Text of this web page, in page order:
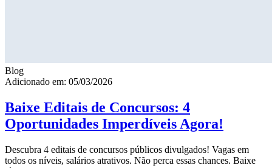
Blog
Adicionado em: 05/03/2026
Baixe Editais de Concursos: 4
Oportunidades Imperdíveis Agora!
Descubra 4 editais de concursos públicos divulgados! Vagas em
todos os níveis, salários atrativos. Não perca essas chances. Baixe